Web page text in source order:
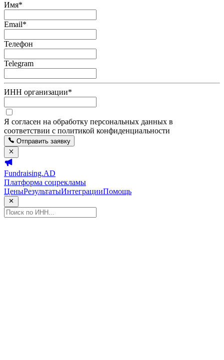
Имя*
Email*
Телефон
Telegram
ИНН организации*
Я согласен на обработку персональных данных в
соответствии с политикой конфиденциальности
Отправить заявку
Fundraising.AD
Платформа соцрекламы
ЦеныРезультатыИнтеграцииПомощь